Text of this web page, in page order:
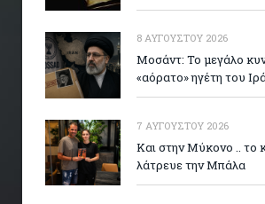
8 ΑΥΓΟΎΣΤΟΥ 2026
Μοσάντ: Το μεγάλο
«αόρατο» ηγέτη του
7 ΑΥΓΟΎΣΤΟΥ 2026
Και στην Μύκονο .. το
λάτρευε την Μπάλα